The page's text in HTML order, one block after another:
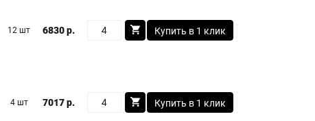
12 шт 6830 р. Купить в 1 клик
4 шт 7017 р. Купить в 1 клик